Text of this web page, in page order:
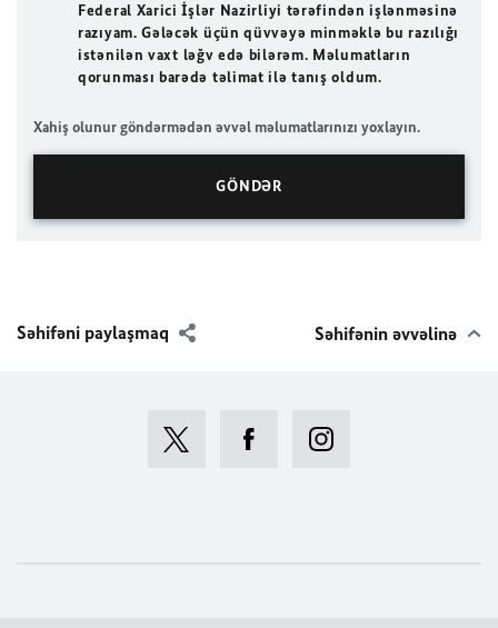
Federal Xarici İşlər Nazirliyi tərəfindən işlənməsinə
razıyam. Gələcək üçün qüvvəyə minməklə bu razılığı
istənilən vaxt ləğv edə bilərəm. Məlumatların
qorunması barədə təlimat ilə tanış oldum.
Xahiş olunur göndərmədən əvvəl məlumatlarınızı yoxlayın.
Səhifəni paylaşmaq Səhifənin əvvəlinə